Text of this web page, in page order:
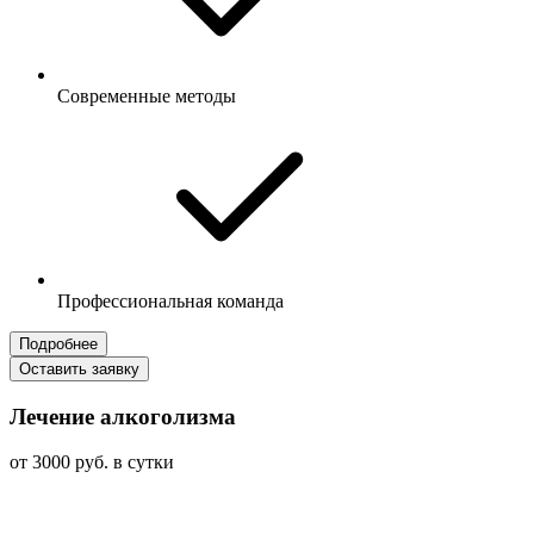
Современные методы
Профессиональная команда
Подробнее
Оставить заявку
Лечение алкоголизма
от 3000 руб. в сутки